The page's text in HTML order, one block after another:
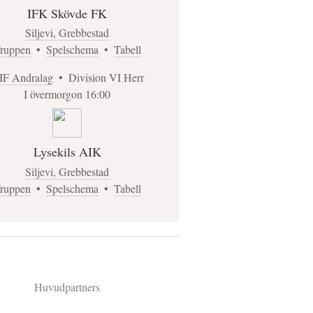
IFK Skövde FK
Siljevi, Grebbestad
• Spelschema • Tabell
Andralag • Division VI Herr
I övermorgon 16:00
Lysekils AIK
Siljevi, Grebbestad
• Spelschema • Tabell
Huvudpartners